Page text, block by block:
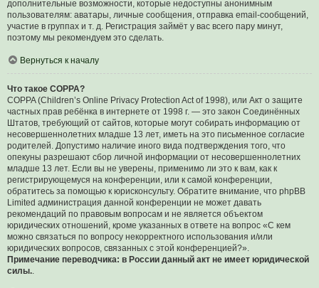
дополнительные возможности, которые недоступны анонимным
пользователям: аватары, личные сообщения, отправка email-сообщений,
участие в группах и т. д. Регистрация займёт у вас всего пару минут,
поэтому мы рекомендуем это сделать.
Вернуться к началу
Что такое COPPA?
COPPA (Children’s Online Privacy Protection Act of 1998), или Акт о защите
частных прав ребёнка в интернете от 1998 г. — это закон Соединённых
Штатов, требующий от сайтов, которые могут собирать информацию от
несовершеннолетних младше 13 лет, иметь на это письменное согласие
родителей. Допустимо наличие иного вида подтверждения того, что
опекуны разрешают сбор личной информации от несовершеннолетних
младше 13 лет. Если вы не уверены, применимо ли это к вам, как к
регистрирующемуся на конференции, или к самой конференции,
обратитесь за помощью к юрисконсульту. Обратите внимание, что phpBB
Limited администрация данной конференции не может давать
рекомендаций по правовым вопросам и не является объектом
юридических отношений, кроме указанных в ответе на вопрос «С кем
можно связаться по вопросу некорректного использования и/или
юридических вопросов, связанных с этой конференцией?».
Примечание переводчика: в России данный акт не имеет юридической
силы..